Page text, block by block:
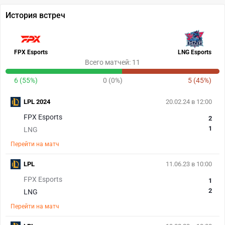
История встреч
FPX Esports LNG Esports
Всего матчей: 11
6 (55%) 0 (0%) 5 (45%)
20.02.24 в 12:00
FPX Esports
LNG
2
1
Перейти на матч
LPL 2024
11.06.23 в 10:00
FPX Esports
LNG
1
2
Перейти на матч
LPL